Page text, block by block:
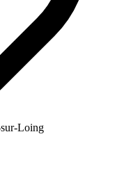
sur-Loing